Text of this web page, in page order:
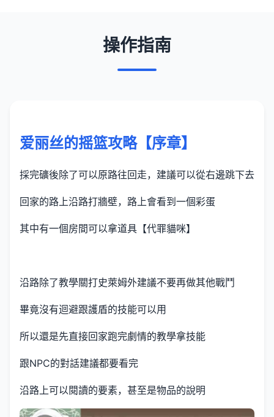
操作指南
爱丽丝的摇篮攻略【序章】
採完礦後除了可以原路往回走，建議可以從右邊跳下去
回家的路上沿路打牆壁，路上會看到一個彩蛋
其中有一個房間可以拿道具【代罪貓咪】
沿路除了教學關打史萊姆外建議不要再做其他戰鬥
畢竟沒有迴避跟護盾的技能可以用
所以還是先直接回家跑完劇情的教學拿技能
跟NPC的對話建議都要看完
沿路上可以閱讀的要素，甚至是物品的說明